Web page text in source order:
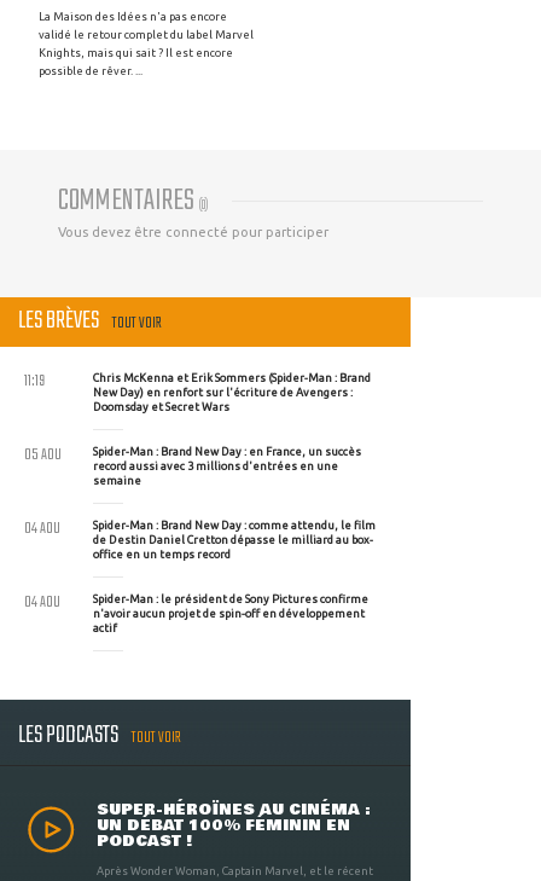
La Maison des Idées n'a pas encore
validé le retour complet du label Marvel
Knights, mais qui sait ? Il est encore
possible de rêver. ...
COMMENTAIRES (0)
Vous devez être connecté pour participer
LES BRÈVES TOUT VOIR
Chris McKenna et Erik Sommers (Spider-Man : Brand
New Day) en renfort sur l'écriture de Avengers :
Doomsday et Secret Wars
11:19
Spider-Man : Brand New Day : en France, un succès
record aussi avec 3 millions d'entrées en une
semaine
05 AOU
Spider-Man : Brand New Day : comme attendu, le film
de Destin Daniel Cretton dépasse le milliard au box-
office en un temps record
04 AOU
Spider-Man : le président de Sony Pictures confirme
n'avoir aucun projet de spin-off en développement
actif
04 AOU
LES PODCASTS TOUT VOIR
SUPER-HÉROÏNES AU CINÉMA :
UN DÉBAT 100% FÉMININ EN
PODCAST !
Après Wonder Woman, Captain Marvel, et le récent